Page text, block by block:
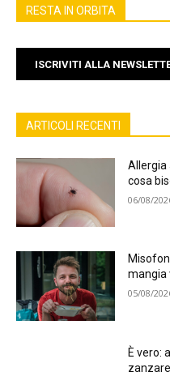
RESTA IN ORBITA
ISCRIVITI ALLA
ARTICOLI RECENTI
Allergia
cosa
06/08/
mangia
05/08/
È vero: